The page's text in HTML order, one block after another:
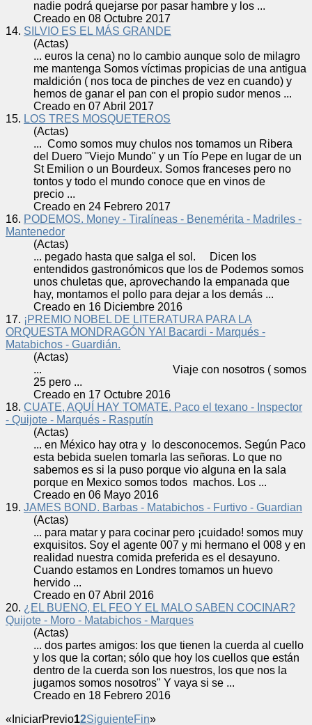
nadie podrá quejarse por pasar hambre y los ...
Creado en 08 Octubre 2017
14. SILVIO ES EL MÁS GRANDE
(Actas)
... euros la cena) no lo cambio aunque solo de milagro
me mantenga Somos víctimas propicias de una antigua
maldición ( nos toca de pinches de vez en cuando) y
hemos de ganar el pan con el propio sudor menos ...
Creado en 07 Abril 2017
15. LOS TRES MOSQUETEROS
(Actas)
... Como somos muy chulos nos tomamos un Ribera
del Duero "Viejo Mundo" y un Tío Pepe en lugar de un
St Emilion o un Bourdeux. Somos franceses pero no
tontos y todo el mundo conoce que en vinos de
precio ...
Creado en 24 Febrero 2017
16. PODEMOS. Money - Tiralíneas - Benemérita - Madriles -
Mantenedor
(Actas)
... pegado hasta que salga el sol. Dicen los
entendidos gastronómicos que los de Podemos somos
unos chuletas que, aprovechando la empanada que
hay, montamos el pollo para dejar a los demás ...
Creado en 16 Diciembre 2016
17. ¡PREMIO NOBEL DE LITERATURA PARA LA
ORQUESTA MONDRAGÓN YA! Bacardi - Marqués -
Matabichos - Guardián.
(Actas)
... Viaje con nosotros ( somos
25 pero ...
Creado en 17 Octubre 2016
18. CUATE, AQUÍ HAY TOMATE. Paco el texano - Inspector
- Quijote - Marqués - Rasputín
(Actas)
... en México hay otra y lo desconocemos. Según Paco
esta bebida suelen tomarla las señoras. Lo que no
sabemos es si la puso porque vio alguna en la sala
porque en Mexico somos todos machos. Los ...
Creado en 06 Mayo 2016
19. JAMES BOND. Barbas - Matabichos - Furtivo - Guardian
(Actas)
... para matar y para cocinar pero ¡cuidado! somos muy
exquisitos. Soy el agente 007 y mi hermano el 008 y en
realidad nuestra comida preferida es el desayuno.
Cuando estamos en Londres tomamos un huevo
hervido ...
Creado en 07 Abril 2016
20. ¿EL BUENO, EL FEO Y EL MALO SABEN COCINAR?
Quijote - Moro - Matabichos - Marques
(Actas)
... dos partes amigos: los que tienen la cuerda al cuello
y los que la cortan; sólo que hoy los cuellos que están
dentro de la cuerda son los nuestros, los que nos la
jugamos somos nosotros" Y vaya si se ...
Creado en 18 Febrero 2016
« IniciarPrevio12SiguienteFin»